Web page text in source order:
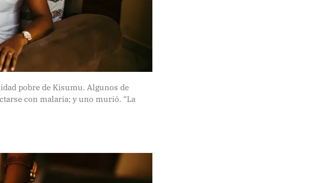
pobre de Kisumu. Algunos de
con malaria; y uno murió. “La